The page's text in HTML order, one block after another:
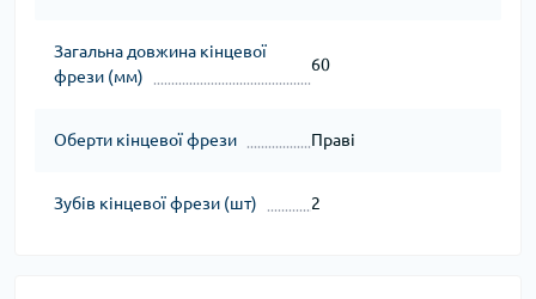
Загальна довжина кінцевої
фрези (мм)
60
Оберти кінцевої фрези Праві
Зубів кінцевої фрези (шт) 2